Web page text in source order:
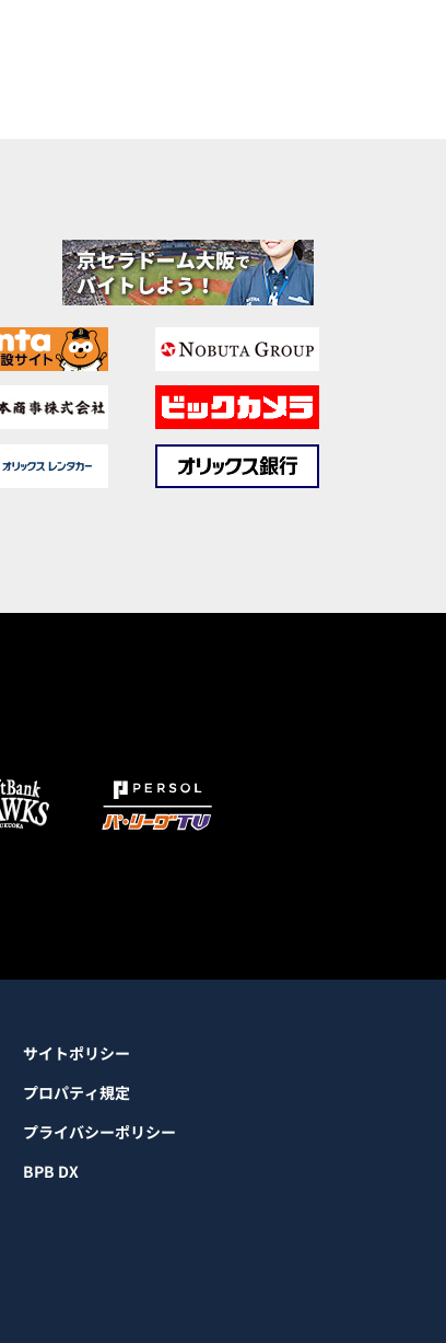
サイトポリシー
プロパティ規定
プライバシーポリシー
BPB DX